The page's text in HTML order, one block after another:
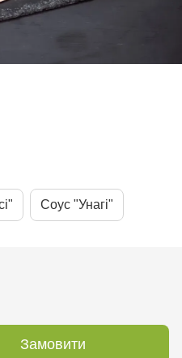
Соус "Унагі"
Замовити